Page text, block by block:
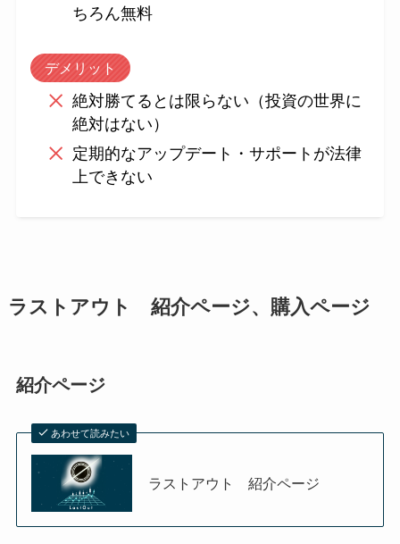
ちろん無料
デメリット
絶対勝てるとは限らない（投資の世界に
絶対はない）
定期的なアップデート・サポートが法律
上できない
ラストアウト 紹介ページ、購入ページ
紹介ページ
あわせて読みたい
ラストアウト 紹介ページ